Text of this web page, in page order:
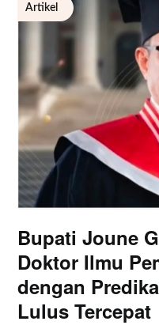
Artikel
Bupati Joune
Doktor Ilmu
dengan
Lulus Tercepat